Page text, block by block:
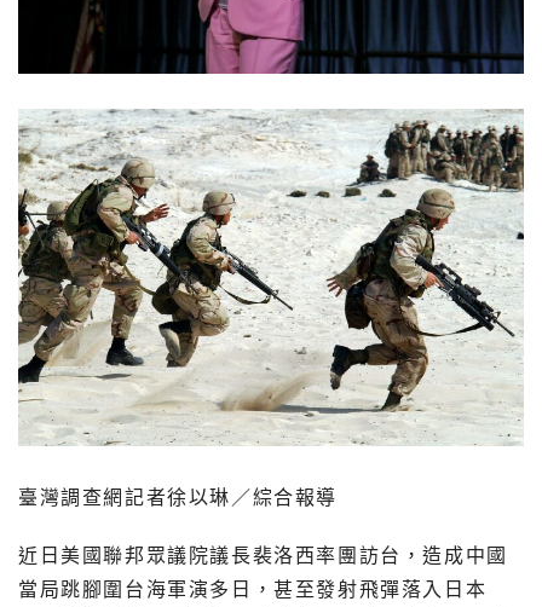
臺灣調查網記者徐以琳／綜合報導
近日美國聯邦眾議院議長裴洛西率團訪台，造成中國
當局跳腳圍台海軍演多日，甚至發射飛彈落入日本